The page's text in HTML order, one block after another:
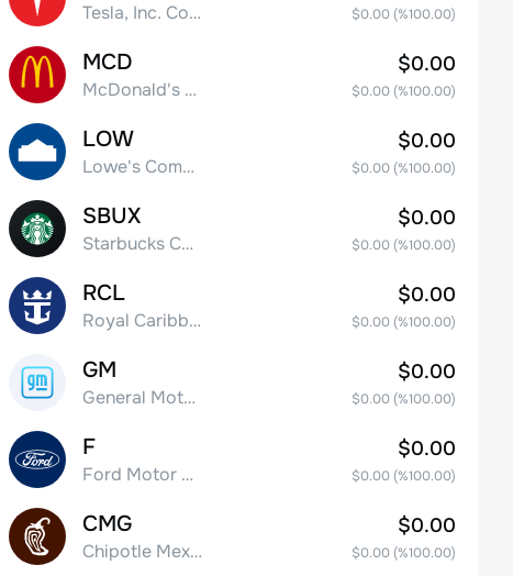
Tesla, Inc. Common Stock $0.00(%100.00)
MCD
McDonald's Corporation
$0.00
$0.00(%100.00)
LOW
Lowe's Companies Inc.
$0.00
$0.00(%100.00)
SBUX
Starbucks Corp
$0.00
$0.00(%100.00)
RCL
Royal Caribbean Group
$0.00
$0.00(%100.00)
GM
General Motors Company
$0.00
$0.00(%100.00)
F
Ford Motor Company
$0.00
$0.00(%100.00)
CMG
Chipotle Mexican Grill, Inc.
$0.00
$0.00(%100.00)